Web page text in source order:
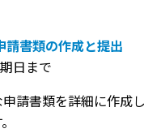
請書類の作成と提出
日まで
請書類を詳細に作成